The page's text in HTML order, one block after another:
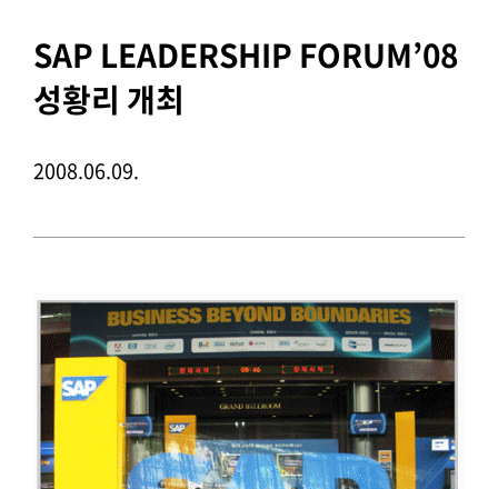
SAP LEADERSHIP FORUM’08
성황리 개최
2008.06.09.